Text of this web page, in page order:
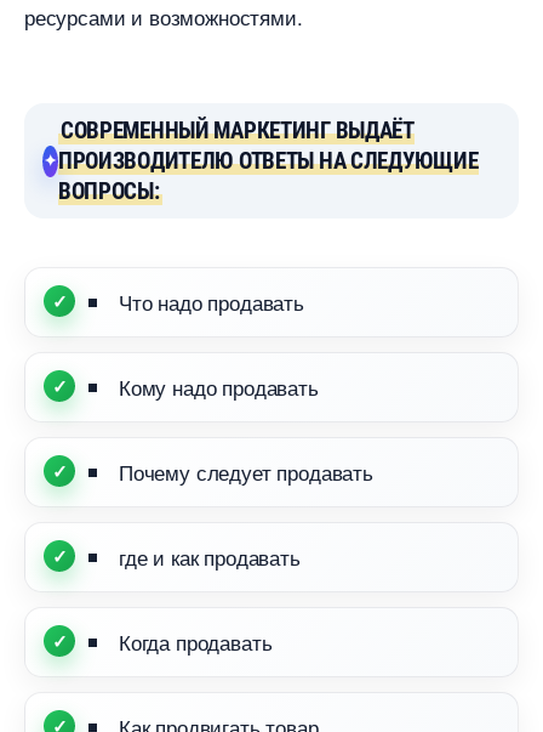
ресурсами и возможностями.
СОВРЕМЕННЫЙ МАРКЕТИНГ ВЫДАЁТ
ПРОИЗВОДИТЕЛЮ ОТВЕТЫ НА СЛЕДУЮЩИЕ
ОПРОСЫ:
Что надо продавать
Кому надо продавать
Почему следует продавать
де и как продавать
Когда продавать